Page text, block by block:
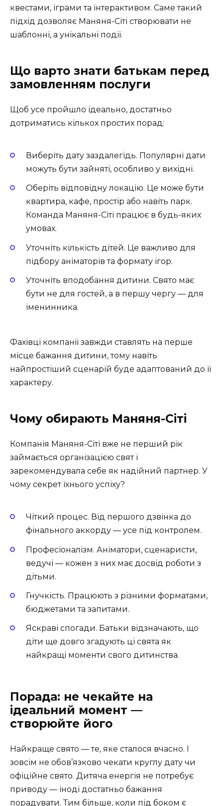
квестами, іграми та інтерактивом. Саме такий
підхід дозволяє Маняня-Сіті створювати не
шаблонні, а унікальні події.
Що варто знати батькам перед
замовленням послуги
Щоб усе пройшло ідеально, достатньо
дотриматись кількох простих порад:
Виберіть дату заздалегідь. Популярні дати
можуть бути зайняті, особливо у вихідні.
Оберіть відповідну локацію. Це може бути
квартира, кафе, простір або навіть парк.
Команда Маняня-Сіті працює в будь-яких
умовах.
Уточніть кількість дітей. Це важливо для
підбору аніматорів та формату ігор.
Уточніть вподобання дитини. Свято має
бути не для гостей, а в першу чергу — для
іменинника.
Фахівці компанії завжди ставлять на перше
місце бажання дитини, тому навіть
найпростіший сценарій буде адаптований до її
характеру.
Чому обирають Маняня-Сіті
Компанія Маняня-Сіті вже не перший рік
займається організацією свят і
зарекомендувала себе як надійний партнер. У
чому секрет їхнього успіху?
Чіткий процес. Від першого дзвінка до
фінального аккорду — усе під контролем.
Професіоналізм. Аніматори, сценаристи,
ведучі — кожен з них має досвід роботи з
дітьми.
Гнучкість. Працюють з різними форматами,
бюджетами та запитами.
Яскраві спогади. Батьки відзначають, що
діти ще довго згадують ці свята як
найкращі моменти свого дитинства.
Порада: не чекайте на
ідеальний момент —
створюйте його
Найкраще свято — те, яке сталося вчасно. І
зовсім не обов’язково чекати круглу дату чи
офіційне свято. Дитяча енергія не потребує
приводу — іноді достатньо бажання
порадувати. Тим більше, коли під боком є